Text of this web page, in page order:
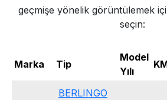
geçmişe yönelik görüntülemek
seçin:
Marka Tip
Model
Yılı
BERLINGO